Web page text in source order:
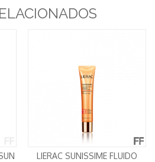
LIERAC SUNISSIME FLUIDO